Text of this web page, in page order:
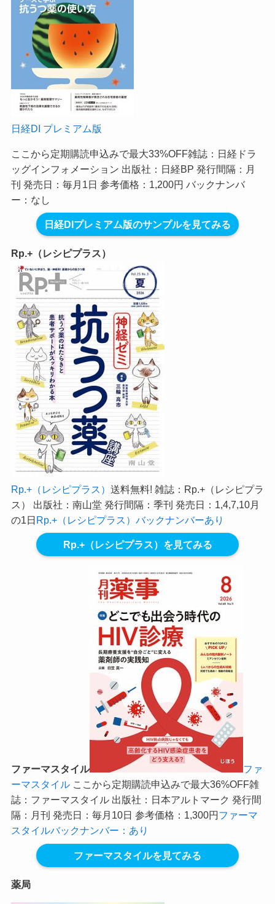
日経DI プレミアム版
ここから定期購読申込みで最大33%OFF雑誌：日経ドラ
ッグインフォメーション 出版社：日経BP 発行間隔：月
刊 発売日：毎月1日 参考価格：1,200円 バックナンバ
ー：なし
日経DIプレミアム版のサンプルを見てみる
Rp.+（レシピプラス）
Rp.+（レシピプラス） 送料無料! 雑誌：Rp.+（レシピプラ
ス） 出版社：南山堂 発行間隔：季刊 発売日：1,4,7,10月
の1日Rp.+（レシピプラス）バックナンバーあり
Rp.+（レシピプラス）を見てみる
ファーマスタイル
ファ
ーマスタイル ここから定期購読申込みで最大36%OFF雑
誌：ファーマスタイル 出版社：日本アルトマーク 発行間
隔：月刊 発売日：毎月10日 参考価格：1,300円 ファーマ
スタイルバックナンバー：あり
ファーマスタイルを見てみる
薬局